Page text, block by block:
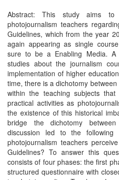
Abstract: This study aims
photojournalism teachers
Guidelines, which from the year
again appearing as single
sure to be a Enabling Media. A
studies about the journalism
implementation of higher
time, there is a dichotomy
within the teaching subjects
practical activities as
the existence of this historical
bridge the dichotomy
discussion led to the following
photojournalism teachers
Guidelines? To answer this
consists of four phases: the first
structured questionnaire with